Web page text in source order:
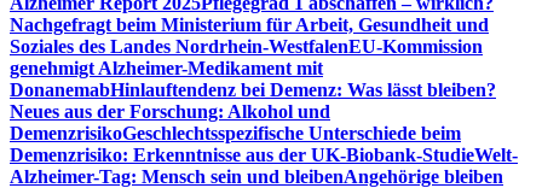
Nachgefragt beim Ministerium für Arbeit, Gesundheit und
Soziales des Landes Nordrhein-WestfalenEU-Kommission
genehmigt Alzheimer-Medikament mit
DonanemabHinlauftendenz bei Demenz: Was lässt bleiben?
Neues aus der Forschung: Alkohol und
DemenzrisikoGeschlechtsspezifische Unterschiede beim
Demenzrisiko: Erkenntnisse aus der UK-Biobank-StudieWelt-
Alzheimer-Tag: Mensch sein und bleibenAngehörige bleiben